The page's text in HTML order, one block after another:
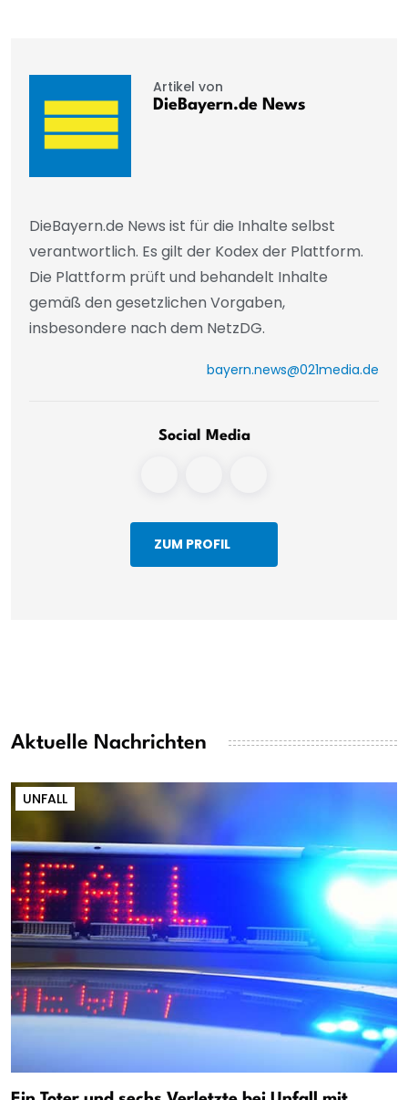
Artikel von
DieBayern.de News
DieBayern.de News ist für die Inhalte selbst
verantwortlich. Es gilt der Kodex der Plattform.
Die Plattform prüft und behandelt Inhalte
gemäß den gesetzlichen Vorgaben,
insbesondere nach dem NetzDG.
bayern.news@021media.de
Social Media
ZUM PROFIL
Aktuelle Nachrichten
UNFALL